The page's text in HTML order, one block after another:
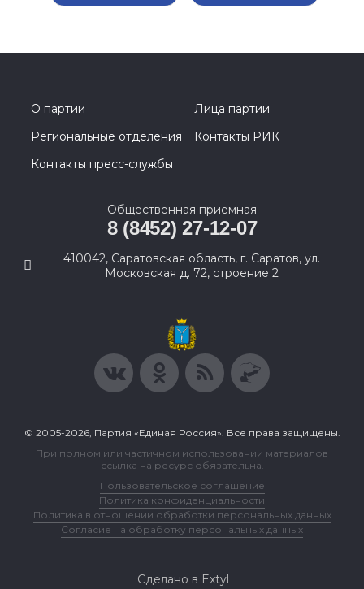
О партии
Лица партии
Региональные отделения
Контакты РИК
Контакты пресс-службы
Общественная приемная
8 (8452) 27-12-07
410042, Саратовская область, г. Саратов, ул.
Московская д. 72, строение 2
© 2005-2026, Партия «Единая Россия». Все права защищены.
При полном или частичном использовании материалов
ссылка на ресурс обязательна.
Пользовательское соглашение
Политика конфиденциальности
Политика в отношении обработки персональных данных
Согласие на обработку персональных данных
Сделано в Extyl